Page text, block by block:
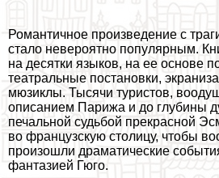
Романтичное произведение с
стало невероятно популярным.
на десятки языков, на ее основе
театральные постановки,
мюзиклы. Тысячи туристов,
описанием Парижа и до глубины
печальной судьбой прекрасной
во французскую столицу, чтобы
произошли драматические
фантазией Гюго.